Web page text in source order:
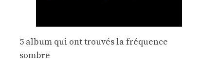
5 album qui ont trouvés la fréquence
sombre